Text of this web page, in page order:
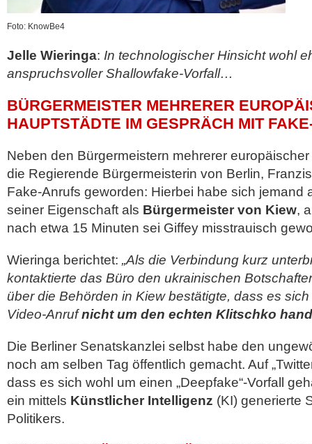
Foto: KnowBe4
Jelle Wieringa: In technologischer Hinsicht wohl
anspruchsvoller Shallowfake-Vorfall…
BÜRGERMEISTER MEHRERER
HAUPTSTÄDTE IM GESPRÄCH MIT
Neben den Bürgermeistern mehrerer
die Regierende Bürgermeisterin von Berlin,
Fake-Anrufs geworden: Hierbei habe sich jemand
seiner Eigenschaft als Bürgermeister von Kiew,
nach etwa 15 Minuten sei Giffey misstrauisch
Wieringa berichtet: „Als die Verbindung kurz
kontaktierte das Büro den ukrainischen
über die Behörden in Kiew bestätigte, dass es
Video-Anrufnicht um den echten Klitschko
Die Berliner Senatskanzlei selbst habe den
noch am selben Tag öffentlich gemacht. Auf
dass es sich wohl um einen „Deepfake“-Vorfall
ein mittels Künstlicher Intelligenz (KI) generierte
Politikers.